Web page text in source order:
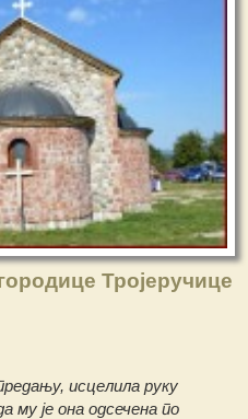
Тројеручице
исцелила руку
му је она одсечена по